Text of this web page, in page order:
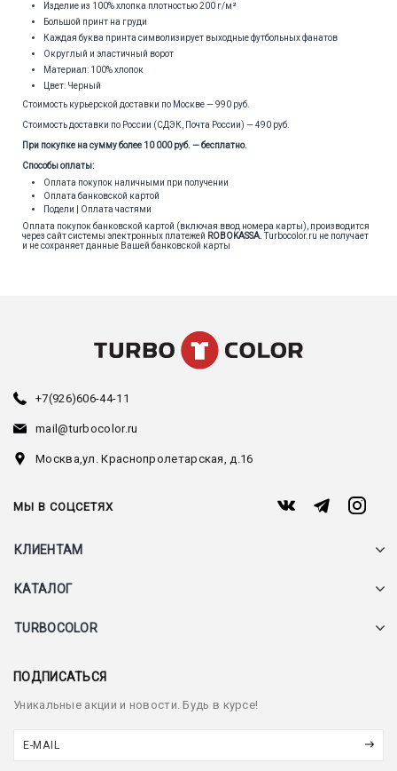
Изделие из 100% хлопка плотностью 200 г/м²
Большой принт на груди
Каждая буква принта символизирует выходные футбольных фанатов
Округлый и эластичный ворот
Материал: 100% хлопок
Цвет: Черный
Стоимость курьерской доставки по Москве — 990 руб.
Стоимость доставки по России (СДЭК, Почта России) — 490 руб.
При покупке на сумму более 10 000 руб. — бесплатно.
Способы оплаты:
Оплата покупок наличными при получении
Оплата банковской картой
Подели | Оплата частями
Оплата покупок банковской картой (включая ввод номера карты), производится
через сайт системы электронных платежей ROBOKASSA.Turbocolor.ru не получает
и не сохраняет данные Вашей банковской карты
+7(926)606-44-11
mail@turbocolor.ru
Москва,ул. Краснопролетарская, д.16
МЫ В СОЦСЕТЯХ
КЛИЕНТАМ
КАТАЛОГ
TURBOCOLOR
ПОДПИСАТЬСЯ
Уникальные акции и новости. Будь в курсе!